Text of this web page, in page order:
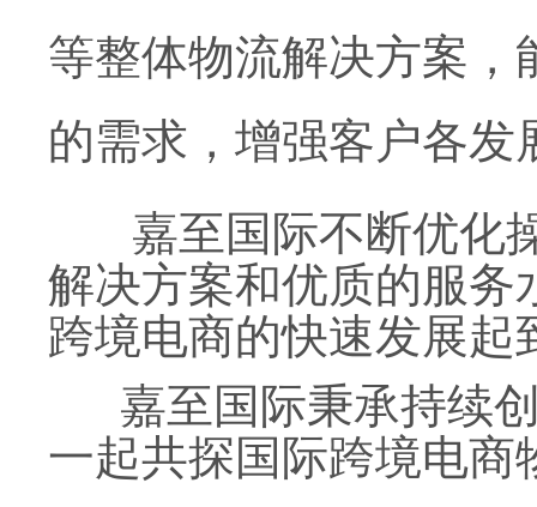
等整体物流解决方案，
的需求，增强客户各
嘉至国际不断优化
解决方案和优质的服务
跨境电商的快速发展起
嘉至国际秉承持续
一起共探国际跨境电商